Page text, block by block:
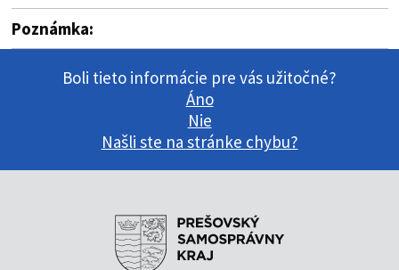
Poznámka:
Boli tieto informácie pre vás užitočné?
Áno
Nie
Našli ste na stránke chybu?